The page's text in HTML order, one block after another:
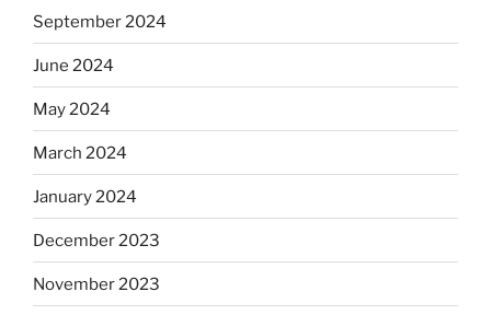
September 2024
June 2024
May 2024
March 2024
January 2024
December 2023
November 2023